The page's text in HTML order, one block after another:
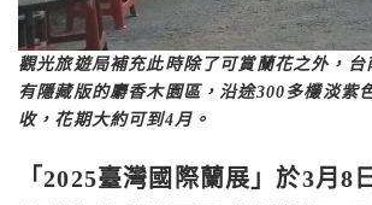
觀光旅遊局補充此時除了可賞蘭花之外，
有隱藏版的麝香木園區，沿途300多欉淡紫
收，花期大約可到4月。
「2025臺灣國際蘭展」於3月8